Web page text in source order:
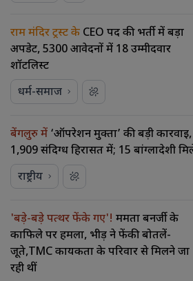
राम मंदिर ट्रस्ट के CEO पद की भर्ती में बड़ा
अपडेट, 5300 आवेदनों में 18 उम्मीदवार
शॉर्टलिस्ट
धर्म-समाज
बेंगलुरु में ‘ऑपरेशन मुक्ता’ की बड़ी कार्रवाई,
1,909 संदिग्ध हिरासत में; 15 बांग्लादेशी
राष्ट्रीय
'बड़े-बड़े पत्थर फेंके गए'! ममता बनर्जी के
काफिले पर हमला, भीड़ ने फेंकी बोतलें-
जूते,TMC कार्यकर्ता के परिवार से मिलने जा
रही थीं